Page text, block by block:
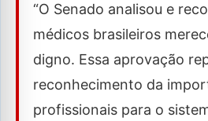
“O Senado analisou e
médicos brasileiros
digno. Essa aprovação
reconhecimento da
profissionais para o